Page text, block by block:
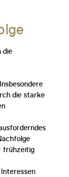
die
die starke
frühzeitig